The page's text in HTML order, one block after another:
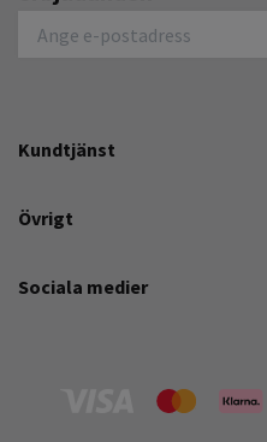
Kundtjänst
Övrigt
Sociala medier